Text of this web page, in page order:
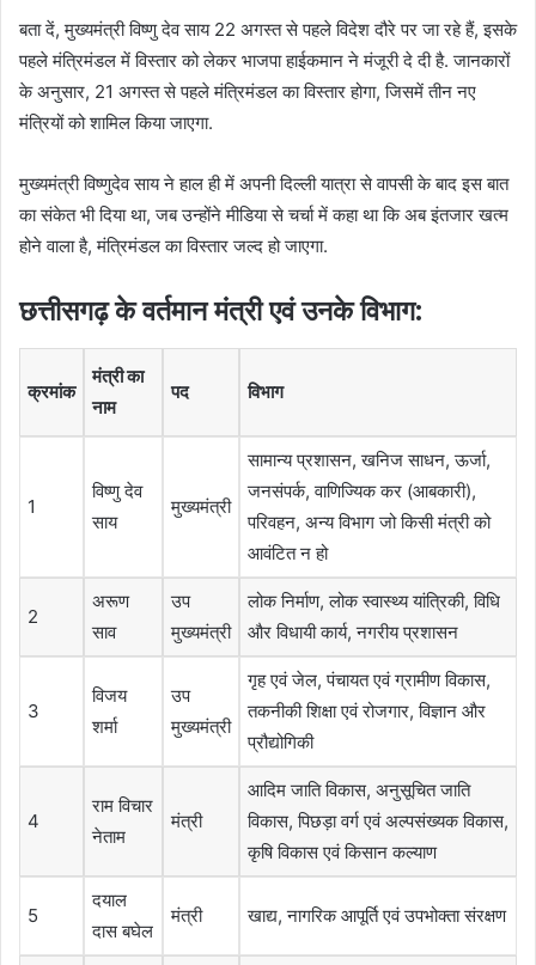
बता दें, मुख्यमंत्री विष्णु देव साय 22 अगस्त से पहले विदेश दौरे पर जा रहे हैं, इसके
पहले मंत्रिमंडल में विस्तार को लेकर भाजपा हाईकमान ने मंजूरी दे दी है. जानकारों
के अनुसार, 21 अगस्त से पहले मंत्रिमंडल का विस्तार होगा, जिसमें तीन नए
मंत्रियों को शामिल किया जाएगा.
मुख्यमंत्री विष्णुदेव साय ने हाल ही में अपनी दिल्ली यात्रा से वापसी के बाद इस बात
का संकेत भी दिया था, जब उन्होंने मीडिया से चर्चा में कहा था कि अब इंतजार खत्म
होने वाला है, मंत्रिमंडल का विस्तार जल्द हो जाएगा.
छत्तीसगढ़ के वर्तमान मंत्री एवं उनके विभाग:
क्रमांक
मंत्री का
नाम
पद विभाग
1
विष्णु देव
साय
मुख्यमंत्री
सामान्य प्रशासन, खनिज साधन, ऊर्जा,
जनसंपर्क, वाणिज्यिक कर (आबकारी),
परिवहन, अन्य विभाग जो किसी मंत्री को
आवंटित न हो
2
अरूण
साव
उप
मुख्यमंत्री
लोक निर्माण, लोक स्वास्थ्य यांत्रिकी, विधि
और विधायी कार्य, नगरीय प्रशासन
3
विजय
शर्मा
उप
मुख्यमंत्री
गृह एवं जेल, पंचायत एवं ग्रामीण विकास,
तकनीकी शिक्षा एवं रोजगार, विज्ञान और
प्रौद्योगिकी
4
राम विचार
नेताम
मंत्री
आदिम जाति विकास, अनुसूचित जाति
विकास, पिछड़ा वर्ग एवं अल्पसंख्यक विकास,
कृषि विकास एवं किसान कल्याण
5
दयाल
दास बघेल
मंत्री खाद्य, नागरिक आपूर्ति एवं उपभोक्ता संरक्षण